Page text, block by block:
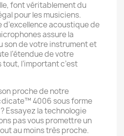
font véritablement du
pour les musiciens.
d’excellence acoustique de
assure la
son de votre instrument et
l’étendue de votre
l’important c’est
proche de notre
4006 sous forme
Essayez la technologie
pas vous promettre un
au moins très proche.